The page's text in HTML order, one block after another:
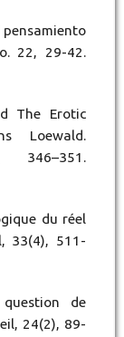
pensamiento
22, 29-42.
The Erotic
Loewald.
346–351.
du réel
33(4), 511-
de
24(2), 89-